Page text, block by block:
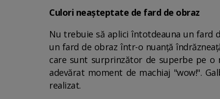
Culori neașteptate de fard de obraz
Nu trebuie să aplici întotdeauna un fard
un fard de obraz într-o nuanță
care sunt surprinzător de superbe pe
adevărat moment de machiaj "wow!".
realizat.